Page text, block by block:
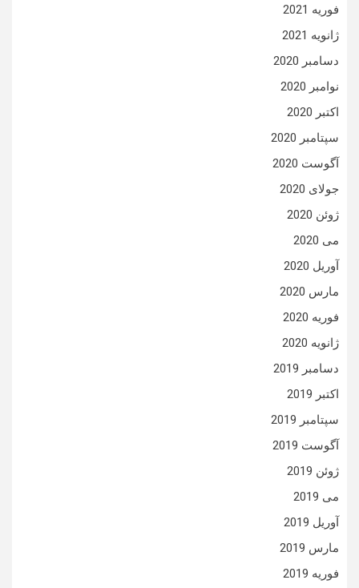
فوریه 2021
ژانویه 2021
دسامبر 2020
نوامبر 2020
اکتبر 2020
سپتامبر 2020
آگوست 2020
جولای 2020
ژوئن 2020
می 2020
آوریل 2020
مارس 2020
فوریه 2020
ژانویه 2020
دسامبر 2019
اکتبر 2019
سپتامبر 2019
آگوست 2019
ژوئن 2019
می 2019
آوریل 2019
مارس 2019
فوریه 2019